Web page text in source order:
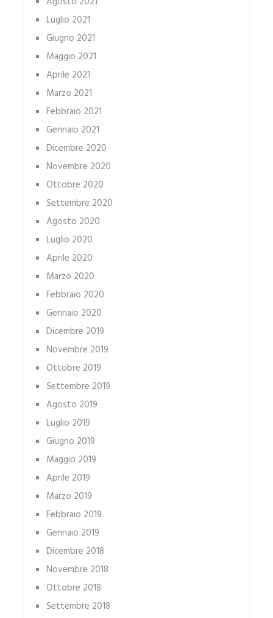
Luglio 2021
Giugno 2021
Maggio 2021
Aprile 2021
Marzo 2021
Febbraio 2021
Gennaio 2021
Dicembre 2020
Novembre 2020
Ottobre 2020
Settembre 2020
Agosto 2020
Luglio 2020
Aprile 2020
Marzo 2020
Febbraio 2020
Gennaio 2020
Dicembre 2019
Novembre 2019
Ottobre 2019
Settembre 2019
Agosto 2019
Luglio 2019
Giugno 2019
Maggio 2019
Aprile 2019
Marzo 2019
Febbraio 2019
Gennaio 2019
Dicembre 2018
Novembre 2018
Ottobre 2018
Settembre 2018